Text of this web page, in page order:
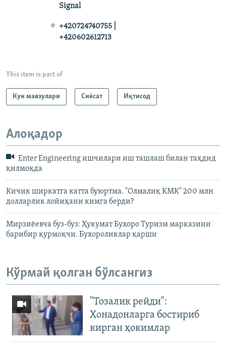
Signal
+420724740755 |
+420602612713
This item is part of
Кун мавзулари Сиёсат Иқтисод
Алоқадор
Enter Engineering ишчилари иш ташлаш билан таҳдид
қилмоқда
Кичик ширкатга катта буюртма. "Олмалиқ КМК" 200 млн
долларлик лойиҳани кимга берди?
Мирзиёевча буз-буз: Ҳукумат Бухоро Туризм марказини
барибир қурмоқчи. Бухороликлар қарши
Кўрмай қолган бўлсангиз
"Тозалик рейди":
Хонадонларга бостириб
кирган ҳокимлар